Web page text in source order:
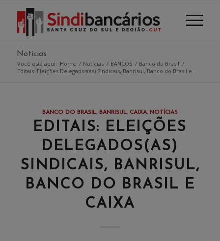
Notícias
Você está aqui: Home / Notícias / BANCOS / Banco do Brasil /
Editais: Eleições Delegados(as) Sindicais, Banrisul, Banco do Brasil e...
BANCO DO BRASIL, BANRISUL, CAIXA, NOTÍCIAS
EDITAIS: ELEIÇÕES
DELEGADOS(AS)
SINDICAIS, BANRISUL,
BANCO DO BRASIL E
CAIXA